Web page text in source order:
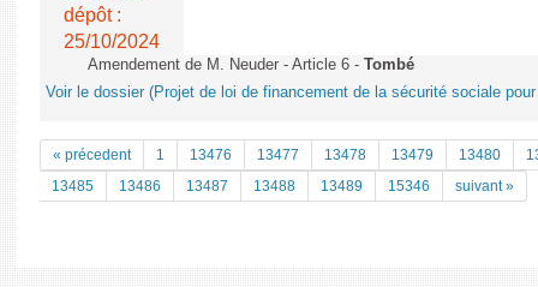
dépôt :
25/10/2024
Amendement de M. Neuder - Article 6 - Tombé
Voir le dossier (Projet de loi de financement de la sécurité sociale pour
« précedent 1 13476 13477 13478 13479 13480
13485
13486 13487 13488 13489 15346 suivant »